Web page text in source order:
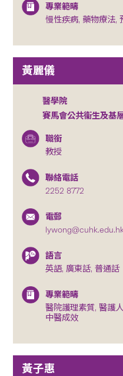
專業範疇
慢性疾病, 藥物療法,
黃麗儀
醫學院
賽馬會公共衞生及基
職銜
教授
聯絡電話
2252 8772
電郵
語言
英語, 廣東話, 普通話
專業範疇
醫院護理素質, 醫護
中醫成效
黃子惠